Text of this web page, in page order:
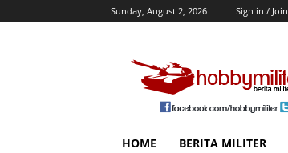
Sunday, August 2, 2026 Sign in / Join
HOME BERITA MILITER